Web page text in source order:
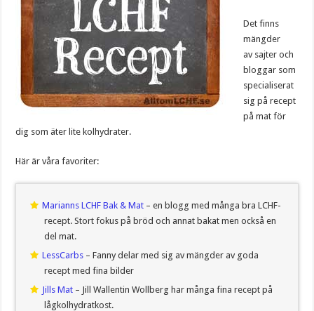
Det finns
mängder
av sajter och
bloggar som
specialiserat
sig på recept
på mat för
dig som äter lite kolhydrater.
Här är våra favoriter:
Marianns LCHF Bak & Mat – en blogg med många bra LCHF-
recept. Stort fokus på bröd och annat bakat men också en
del mat.
LessCarbs – Fanny delar med sig av mängder av goda
recept med fina bilder
Jills Mat – Jill Wallentin Wollberg har många fina recept på
lågkolhydratkost.